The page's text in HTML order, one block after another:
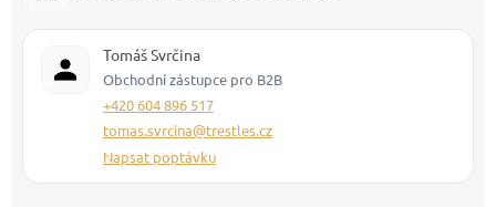
Tomáš Svrčina
Obchodní zástupce pro B2B
+420 604 896 517
tomas.svrcina@trestles.cz
Napsat poptávku